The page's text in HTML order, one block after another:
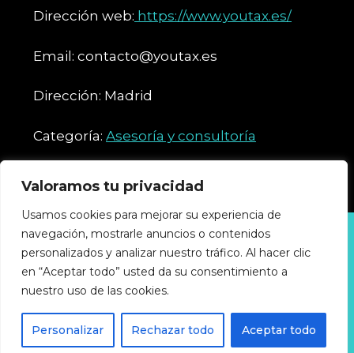
Valoramos tu privacidad
Usamos cookies para mejorar su experiencia de
navegación, mostrarle anuncios o contenidos
personalizados y analizar nuestro tráfico. Al hacer clic
en “Aceptar todo” usted da su consentimiento a
nuestro uso de las cookies.
Personalizar Rechazar todo Aceptar todo
Dirección web: https://www.youtax.es/
Email: contacto@youtax.es
Dirección: Madrid
Categoría: Asesoría y consultoría
GUIA-INDUSTRIAL © 2025 Todos los derechos
reservados
Política de privacidad
Política de cookies
Accesibilidad
Aviso legal